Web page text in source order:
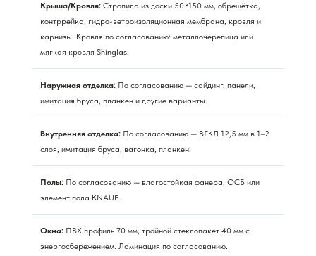
Крыша/Кровля: Стропила из доски 50×150 мм, обрешётка,
контррейка, гидро-ветроизоляционная мембрана, кровля и
карнизы. Кровля по согласованию: металлочерепица или
мягкая кровля Shinglas.
Наружная отделка: По согласованию — сайдинг, панели,
имитация бруса, планкен и другие варианты.
Внутренняя отделка: По согласованию — ВГКЛ 12,5 мм в 1–2
слоя, имитация бруса, вагонка, планкен.
Полы: По согласованию — влагостойкая фанера, ОСБ или
элемент пола KNAUF.
Окна: ПВХ профиль 70 мм, тройной стеклопакет 40 мм с
энергосбережением. Ламинация по согласованию.